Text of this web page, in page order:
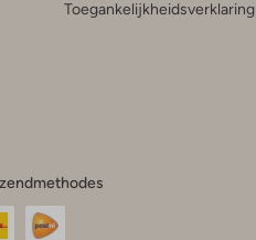
Toegankelijkheidsverklaring